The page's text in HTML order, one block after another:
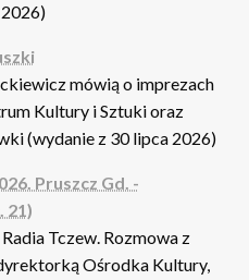
mówią o imprezach
Kultury i Sztuki oraz
(wydanie z 30 lipca 2026)
Pruszcz Gd. -
21)
Tczew. Rozmowa z
Ośrodka Kultury,